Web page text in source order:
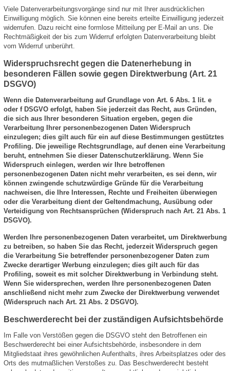
Viele Datenverarbeitungsvorgänge sind nur mit Ihrer ausdrücklichen
Einwilligung möglich. Sie können eine bereits erteilte Einwilligung jederzeit
widerrufen. Dazu reicht eine formlose Mitteilung per E-Mail an uns. Die
Rechtmäßigkeit der bis zum Widerruf erfolgten Datenverarbeitung bleibt
vom Widerruf unberührt.
Widerspruchsrecht gegen die Datenerhebung in
besonderen Fällen sowie gegen Direktwerbung (Art. 21
DSGVO)
Wenn die Datenverarbeitung auf Grundlage von Art. 6 Abs. 1 lit. e
oder f DSGVO erfolgt, haben Sie jederzeit das Recht, aus Gründen,
die sich aus Ihrer besonderen Situation ergeben, gegen die
Verarbeitung Ihrer personenbezogenen Daten Widerspruch
einzulegen; dies gilt auch für ein auf diese Bestimmungen gestütztes
Profiling. Die jeweilige Rechtsgrundlage, auf denen eine Verarbeitung
beruht, entnehmen Sie dieser Datenschutzerklärung. Wenn Sie
Widerspruch einlegen, werden wir Ihre betroffenen
personenbezogenen Daten nicht mehr verarbeiten, es sei denn, wir
können zwingende schutzwürdige Gründe für die Verarbeitung
nachweisen, die Ihre Interessen, Rechte und Freiheiten überwiegen
oder die Verarbeitung dient der Geltendmachung, Ausübung oder
Verteidigung von Rechtsansprüchen (Widerspruch nach Art. 21 Abs. 1
DSGVO).
Werden Ihre personenbezogenen Daten verarbeitet, um Direktwerbung
zu betreiben, so haben Sie das Recht, jederzeit Widerspruch gegen
die Verarbeitung Sie betreffender personenbezogener Daten zum
Zwecke derartiger Werbung einzulegen; dies gilt auch für das
Profiling, soweit es mit solcher Direktwerbung in Verbindung steht.
Wenn Sie widersprechen, werden Ihre personenbezogenen Daten
anschließend nicht mehr zum Zwecke der Direktwerbung verwendet
(Widerspruch nach Art. 21 Abs. 2 DSGVO).
Beschwerderecht bei der zuständigen Aufsichtsbehörde
Im Falle von Verstößen gegen die DSGVO steht den Betroffenen ein
Beschwerderecht bei einer Aufsichtsbehörde, insbesondere in dem
Mitgliedstaat ihres gewöhnlichen Aufenthalts, ihres Arbeitsplatzes oder des
Orts des mutmaßlichen Verstoßes zu. Das Beschwerderecht besteht